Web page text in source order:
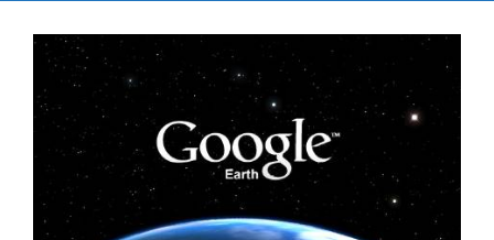
Ver
imagen
más
grande